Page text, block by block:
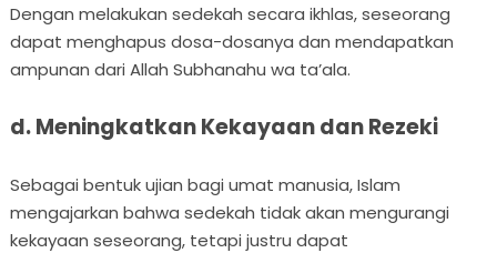
Dengan melakukan sedekah secara ikhlas, seseorang
dapat menghapus dosa-dosanya dan mendapatkan
ampunan dari Allah Subhanahu wa ta’ala.
d. Meningkatkan Kekayaan dan Rezeki
Sebagai bentuk ujian bagi umat manusia, Islam
mengajarkan bahwa sedekah tidak akan mengurangi
kekayaan seseorang, tetapi justru dapat